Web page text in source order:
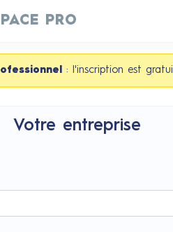
PRO
: l'inscription est
Votre entreprise